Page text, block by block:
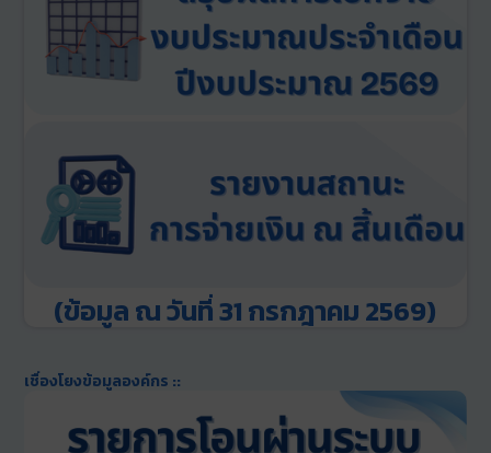
(ข้อมูล ณ วันที่ 31 กรกฎาคม 2569)
เชื่องโยงข้อมูลองค์กร ::